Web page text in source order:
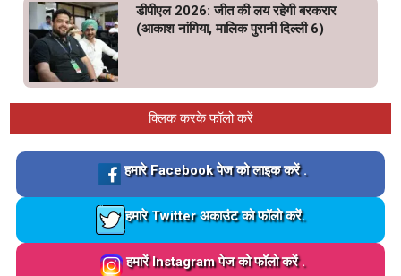
डीपीएल 2026: जीत की लय रहेगी बरकरार
(आकाश नांगिया, मालिक पुरानी दिल्ली 6)
क्लिक करके फॉलो करें
Loading…
हमारे Facebook पेज को लाइक करें .
Loading…
हमारे Twitter अकाउंट को फॉलो करें.
Loading…
हमारें Instagram पेज को फॉलो करें .